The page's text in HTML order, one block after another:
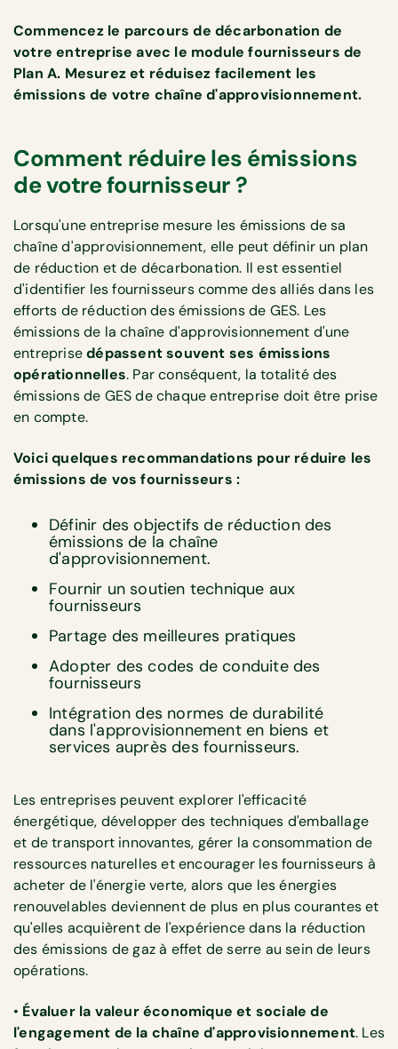
Commencez le parcours de décarbonation de
votre entreprise avec le module fournisseurs de
Plan A. Mesurez et réduisez facilement les
émissions de votre chaîne d'approvisionnement.
Comment réduire les émissions
de votre fournisseur ?
Lorsqu'une entreprise mesure les émissions de sa
chaîne d'approvisionnement, elle peut définir un plan
de réduction et de décarbonation. Il est essentiel
d'identifier les fournisseurs comme des alliés dans les
efforts de réduction des émissions de GES. Les
émissions de la chaîne d'approvisionnement d'une
entreprisedépassent souvent ses émissions
opérationnelles. Par conséquent, la totalité des
émissions de GES de chaque entreprise doit être prise
en compte.
Voici quelques recommandations pour réduire les
émissions de vos fournisseurs :
Définir des objectifs de réduction des
émissions de la chaîne
d'approvisionnement.
Fournir un soutien technique aux
fournisseurs
Partage des meilleures pratiques
Adopter des codes de conduite des
fournisseurs
Intégration des normes de durabilité
dans l'approvisionnement en biens et
services auprès des fournisseurs.
Les entreprises peuvent explorer l'efficacité
énergétique, développer des techniques d'emballage
et de transport innovantes, gérer la consommation de
ressources naturelles et encourager les fournisseurs à
acheter de l'énergie verte, alors que les énergies
renouvelables deviennent de plus en plus courantes et
qu'elles acquièrent de l'expérience dans la réduction
des émissions de gaz à effet de serre au sein de leurs
opérations.
• Évaluer la valeur économique et sociale de
l'engagement de la chaîne d'approvisionnement. Les